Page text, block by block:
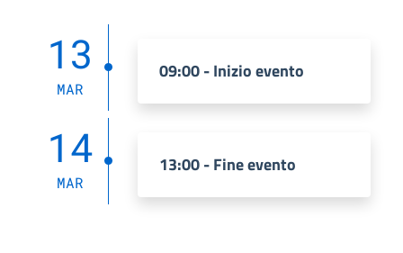
13
MAR
09:00 - Inizio evento
14
MAR
13:00 - Fine evento